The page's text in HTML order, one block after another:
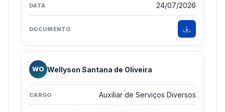
24/07/2026
WO Wellyson Santana de Oliveira
Auxiliar de Serviços Diversos